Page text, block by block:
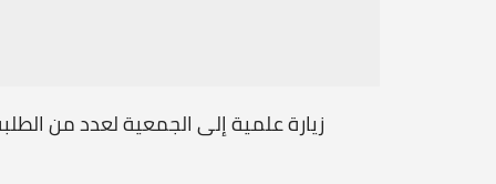
زيارة علمية إلى الجمعية لعدد من